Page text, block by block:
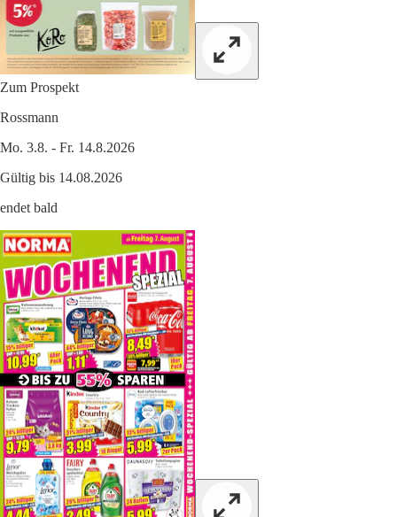
Zum Prospekt
Rossmann
Mo. 3.8. - Fr. 14.8.2026
Gültig bis 14.08.2026
endet bald